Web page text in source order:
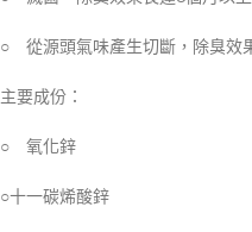
○ 從源頭氣味產生切斷，除臭效
主要成份：
○ 氧化鋅
○十一碳烯酸鋅